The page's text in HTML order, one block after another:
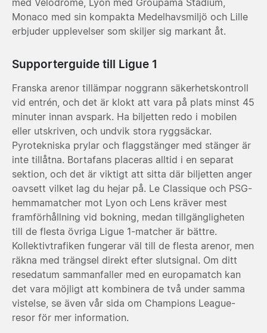
Monaco med sin kompakta Medelhavsmiljö och Lille
erbjuder upplevelser som skiljer sig markant åt.
Supporterguide till Ligue 1
Franska arenor tillämpar noggrann säkerhetskontroll
vid entrén, och det är klokt att vara på plats minst 45
minuter innan avspark. Ha biljetten redo i mobilen
eller utskriven, och undvik stora ryggsäckar.
Pyrotekniska prylar och flaggstänger med stänger är
inte tillåtna. Bortafans placeras alltid i en separat
sektion, och det är viktigt att sitta där biljetten anger
oavsett vilket lag du hejar på. Le Classique och PSG-
hemmamatcher mot Lyon och Lens kräver mest
framförhållning vid bokning, medan tillgängligheten
till de flesta övriga Ligue 1-matcher är bättre.
Kollektivtrafiken fungerar väl till de flesta arenor, men
räkna med trängsel direkt efter slutsignal. Om ditt
resedatum sammanfaller med en europamatch kan
det vara möjligt att kombinera de två under samma
vistelse, se även vår sida om Champions League-
resor för mer information.